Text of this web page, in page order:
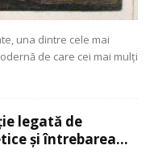
una dintre cele mai
de care cei mai mulți
legată de
și întrebarea...